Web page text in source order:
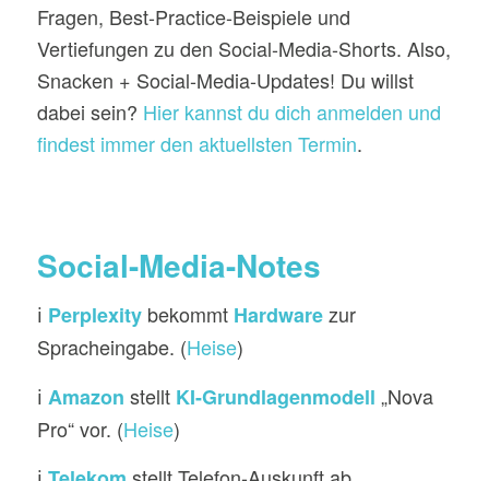
Fragen, Best-Practice-Beispiele und
Vertiefungen zu den Social-Media-Shorts. Also,
Snacken + Social-Media-Updates! Du willst
dabei sein? Hier kannst du dich anmelden und
findest immer den aktuellsten Termin.
Social-Media-Notes
ℹ️ Perplexity bekommt Hardwarezur
Spracheingabe. (Heise)
ℹ️ Amazon stellt KI-Grundlagenmodell „Nova
Pro“ vor. (Heise)